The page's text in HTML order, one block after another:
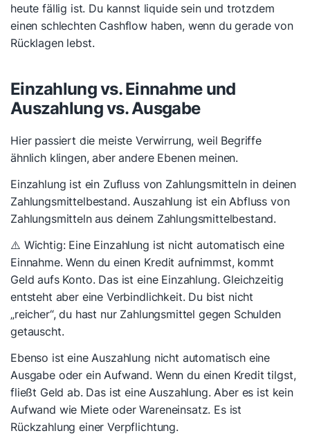
heute fällig ist. Du kannst liquide sein und trotzdem
einen schlechten Cashflow haben, wenn du gerade von
Rücklagen lebst.
Einzahlung vs. Einnahme und
Auszahlung vs. Ausgabe
Hier passiert die meiste Verwirrung, weil Begriffe
ähnlich klingen, aber andere Ebenen meinen.
Einzahlung ist ein Zufluss von Zahlungsmitteln in deinen
Zahlungsmittelbestand. Auszahlung ist ein Abfluss von
Zahlungsmitteln aus deinem Zahlungsmittelbestand.
⚠️ Wichtig: Eine Einzahlung ist nicht automatisch eine
Einnahme. Wenn du einen Kredit aufnimmst, kommt
Geld aufs Konto. Das ist eine Einzahlung. Gleichzeitig
entsteht aber eine Verbindlichkeit. Du bist nicht
„reicher“, du hast nur Zahlungsmittel gegen Schulden
getauscht.
Ebenso ist eine Auszahlung nicht automatisch eine
Ausgabe oder ein Aufwand. Wenn du einen Kredit tilgst,
fließt Geld ab. Das ist eine Auszahlung. Aber es ist kein
Aufwand wie Miete oder Wareneinsatz. Es ist
Rückzahlung einer Verpflichtung.